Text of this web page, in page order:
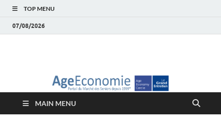
TOP MENU
07/08/2026
économie – Marché
des Seniors
MAIN MENU